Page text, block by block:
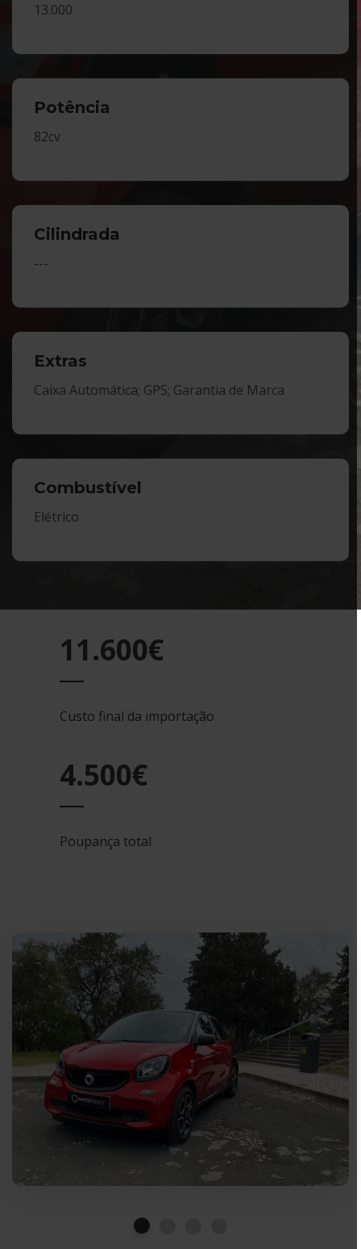
13.000
Potência
82cv
Cilindrada
---
Extras
Caixa Automática; GPS; Garantia de Marca
Combustível
Elétrico
11.600€
Custo final da importação
4.500€
Poupança total